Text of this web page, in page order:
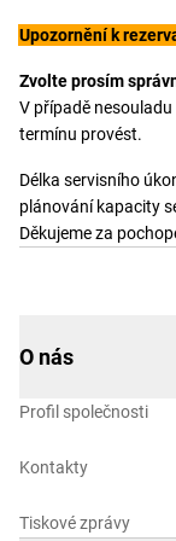
Upozornění k
Zvolte prosím
V případě
termínu provést.
Délka servisního
plánování kapacity
Děkujeme za
O nás
Profil společnosti
Kontakty
Tiskové zprávy